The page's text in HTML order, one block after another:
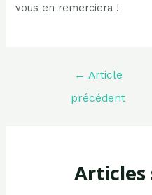
vous en remerciera !
l’article
← Article
précédent
Articles